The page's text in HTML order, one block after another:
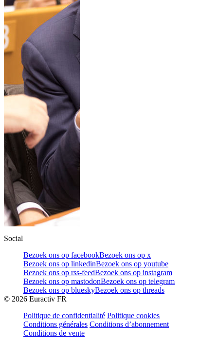
Social
Bezoek ons op facebookBezoek ons op x
Bezoek ons op linkedinBezoek ons op youtube
Bezoek ons op rss-feedBezoek ons op instagram
Bezoek ons op mastodonBezoek ons op telegram
Bezoek ons op blueskyBezoek ons op threads
© 2026 Euractiv FR
Politique de confidentialité Politique cookies
Conditions générales Conditions d’abonnement
Conditions de vente